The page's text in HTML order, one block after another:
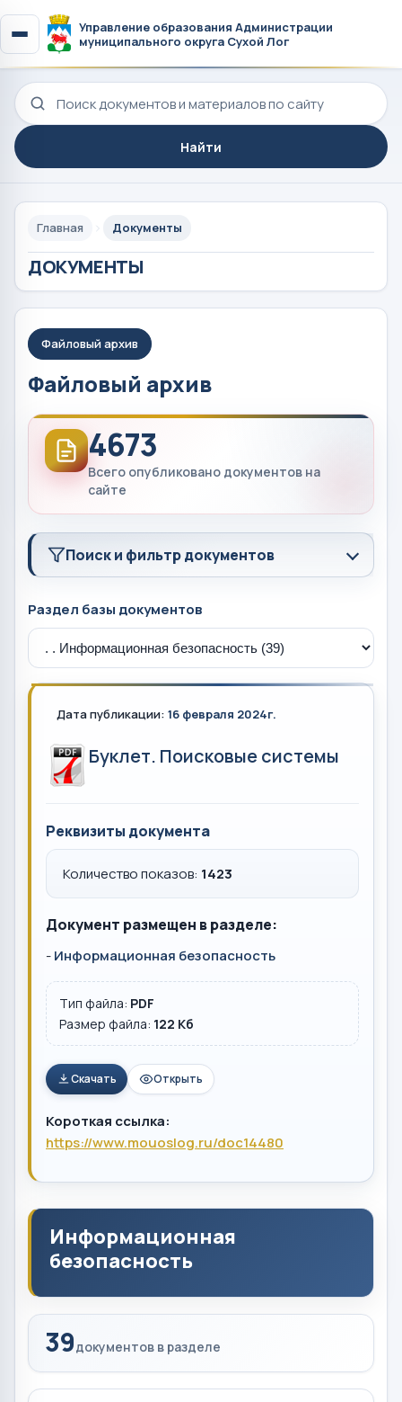
Управление образования Администрации
муниципального округа Сухой Лог
Поиск по сайту
Найти
Главная Документы
ДОКУМЕНТЫ
Файловый архив
Файловый архив
4673
Всего опубликовано документов на
сайте
Поиск и фильтр документов
Раздел базы документов
Дата публикации: 16 февраля 2024г.
Буклет. Поисковые системы
Реквизиты документа
Количество показов: 1423
Документ размещен в разделе:
-Информационная безопасность
Тип файла: PDF
Размер файла: 122 Кб
Скачать Открыть
Короткая ссылка:
https://www.mouoslog.ru/doc14480
Информационная
безопасность
39документов в разделе